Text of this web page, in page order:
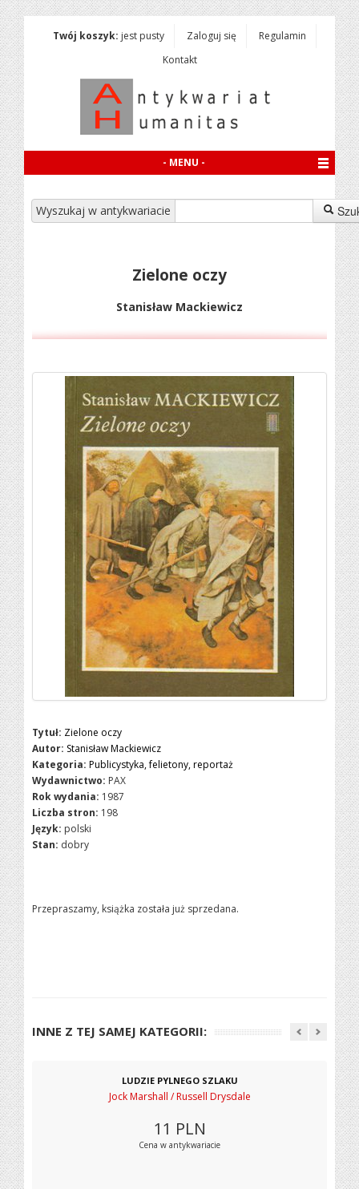
Twój koszyk: jest pusty Zaloguj się
Regulamin
Kontakt
- MENU -
Wyszukaj w antykwariacie
Zielone oczy
Stanisław Mackiewicz
Tytuł: Zielone oczy
Autor: Stanisław Mackiewicz
Kategoria: Publicystyka, felietony, reportaż
Wydawnictwo: PAX
Rok wydania: 1987
Liczba stron: 198
Język: polski
Stan: dobry
Przepraszamy, książka została już sprzedana.
INNE Z TEJ SAMEJ KATEGORII:
LUDZIE PYLNEGO SZLAKU
Jock Marshall / Russell Drysdale
11 PLN
Cena w antykwariacie